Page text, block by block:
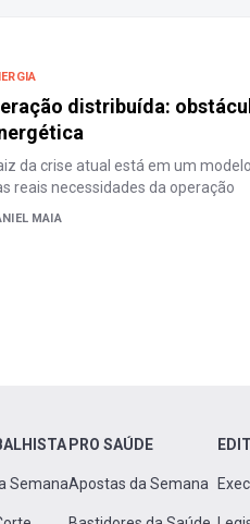
distribuída:
da crise atual está em um
reais necessidades da operação
MAIA
Semana
PRO SAÚDE
Apostas da Semana